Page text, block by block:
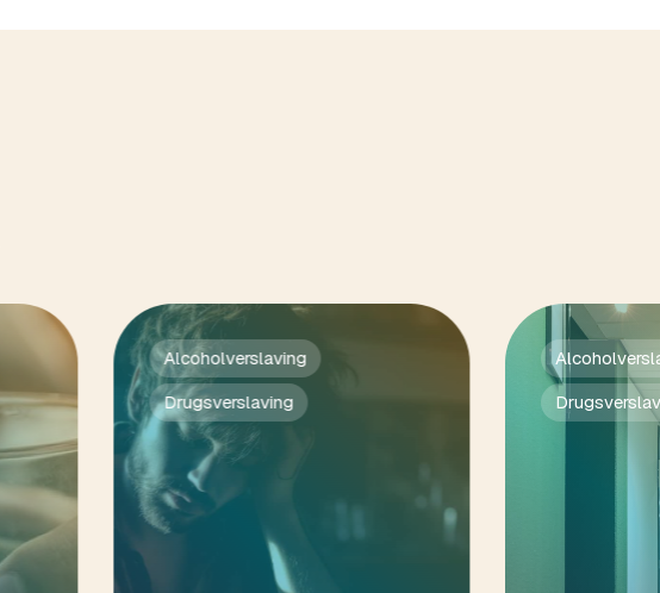
Alcoholverslaving
Drugsverslaving